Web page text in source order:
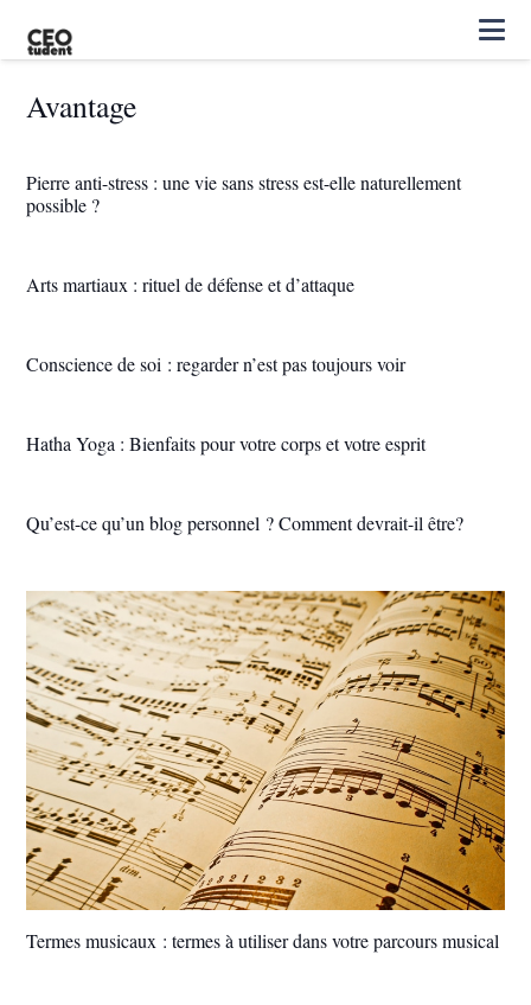
Avantage
Pierre anti-stress : une vie sans stress est-elle naturellement
possible ?
Arts martiaux : rituel de défense et d’attaque
Conscience de soi : regarder n’est pas toujours voir
Hatha Yoga : Bienfaits pour votre corps et votre esprit
Qu’est-ce qu’un blog personnel ? Comment devrait-il être?
Termes musicaux : termes à utiliser dans votre parcours musical